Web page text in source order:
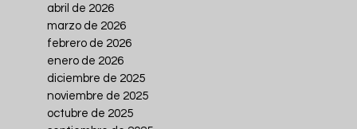
abril de 2026
marzo de 2026
febrero de 2026
enero de 2026
diciembre de 2025
noviembre de 2025
octubre de 2025